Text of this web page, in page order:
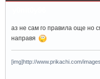
аз не сам го правила още но
направя
[img]http://www.prikachi.com/